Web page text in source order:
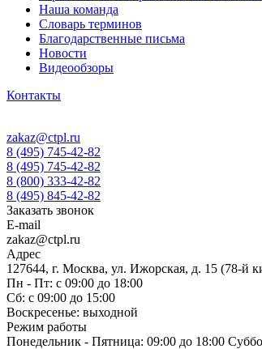
Наша команда
Словарь терминов
Благодарственные письма
Новости
Видеообзоры
Контакты
zakaz@ctpl.ru
8 (495) 745-42-82
8 (495) 745-42-82
8 (800) 333-42-82
8 (495) 845-42-82
Заказать звонок
E-mail
zakaz@ctpl.ru
Адрес
127644, г. Москва, ул. Ижорская, д. 15 (78-
Пн - Пт: с 09:00 до 18:00
Сб: с 09:00 до 15:00
Воскресенье: выходной
Режим работы
Понедельник - Пятница: 09:00 до 18:00